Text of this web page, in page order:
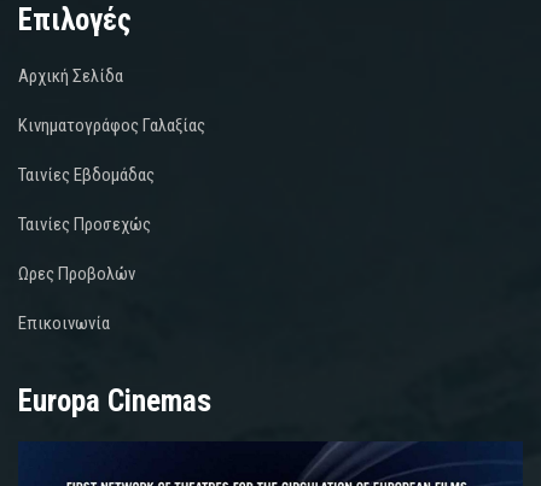
Επιλογές
Αρχική Σελίδα
Κινηματογράφος Γαλαξίας
Ταινίες Εβδομάδας
Ταινίες Προσεχώς
Ωρες Προβολών
Επικοινωνία
Europa Cinemas